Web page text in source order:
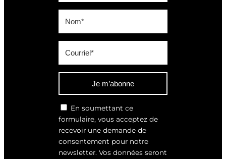
Je m’abonne
En soumettant ce
formulaire, vous acceptez de
recevoir une demande de
consentement pour notre
newsletter. Vos données seront